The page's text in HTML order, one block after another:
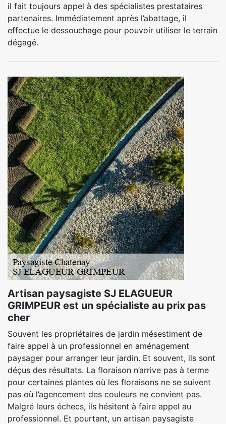
il fait toujours appel à des spécialistes prestataires
partenaires. Immédiatement après l’abattage, il
effectue le dessouchage pour pouvoir utiliser le terrain
dégagé.
Artisan paysagiste SJ ELAGUEUR
GRIMPEUR est un spécialiste au prix pas
cher
Souvent les propriétaires de jardin mésestiment de
faire appel à un professionnel en aménagement
paysager pour arranger leur jardin. Et souvent, ils sont
déçus des résultats. La floraison n’arrive pas à terme
pour certaines plantes où les floraisons ne se suivent
pas où l’agencement des couleurs ne convient pas.
Malgré leurs échecs, ils hésitent à faire appel au
professionnel. Et pourtant, un artisan paysagiste